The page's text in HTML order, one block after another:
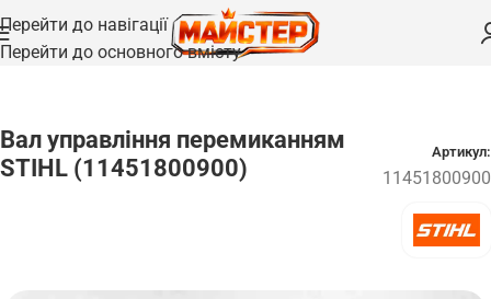
Перейти до навігації
Перейти до основного вмісту
Головна /Запчастини/Вали та осі
Вал управління перемиканням
STIHL (11451800900)
Артикул:
11451800900